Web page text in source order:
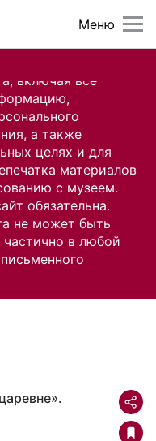
включая все
а также
целях и для
материалов
с музеем.
обязательна.
не может быть
в любой
Меню